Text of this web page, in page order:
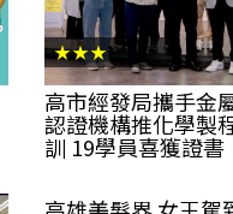
★★★
高市經發局攜手金
認證機構推化學製
訓 19學員喜獲證書
★★★★★